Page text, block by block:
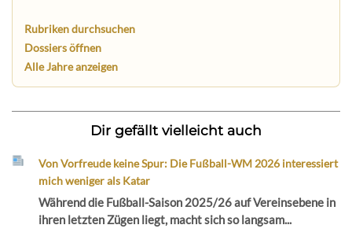
Rubriken durchsuchen
Dossiers öffnen
Alle Jahre anzeigen
Dir gefällt vielleicht auch
Von Vorfreude keine Spur: Die Fußball-WM 2026 interessiert
mich weniger als Katar
Während die Fußball-Saison 2025/26 auf Vereinsebene in
ihren letzten Zügen liegt, macht sich so langsam...